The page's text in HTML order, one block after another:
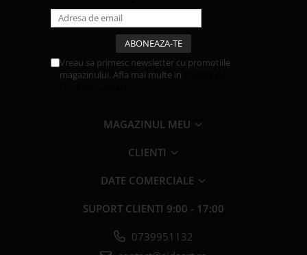
Vreau sa primesc newsletter cu promotiile
magazinului. Afla mai multe in
MAGAZINUL MEU
CLIENTI
DATE COMERCIALE
SUPORT CLIENTI 9:00 - 17:00
0739951132